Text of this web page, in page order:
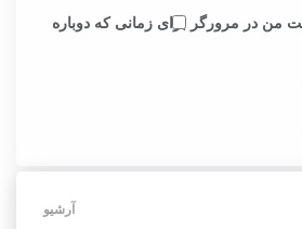
من در مرورگر برای زمانی که دوباره
آرشیو